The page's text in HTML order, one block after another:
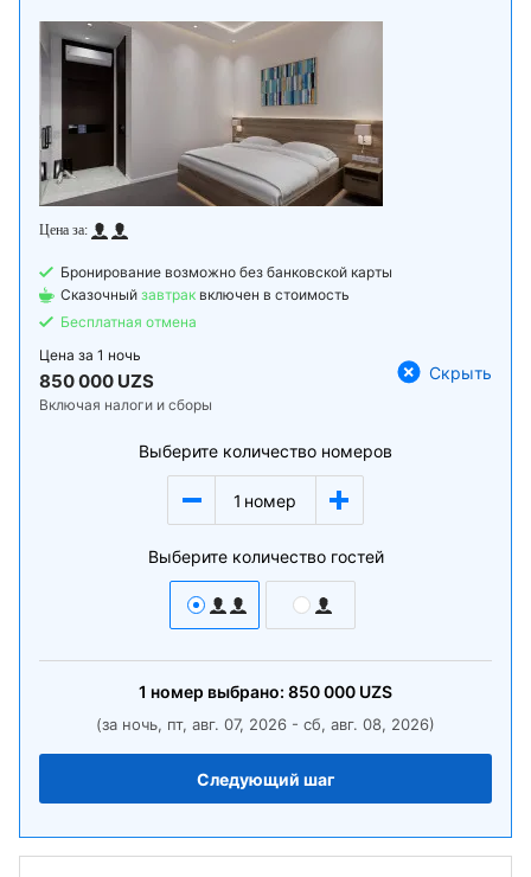
Бронирование возможно без банковской карты
Сказочный завтрак включен в стоимость
Бесплатная отмена
Цена за 1 ночь
850 000 UZS
Включая налоги и сборы
Скрыть
Выберите количество номеров
1 номер
Выберите количество гостей
1 номер выбрано: 850 000 UZS
(за ночь, пт, авг. 07, 2026 - сб, авг. 08, 2026)
Следующий шаг